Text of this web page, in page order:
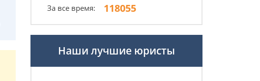
За все время: 118055
Наши лучшие юристы